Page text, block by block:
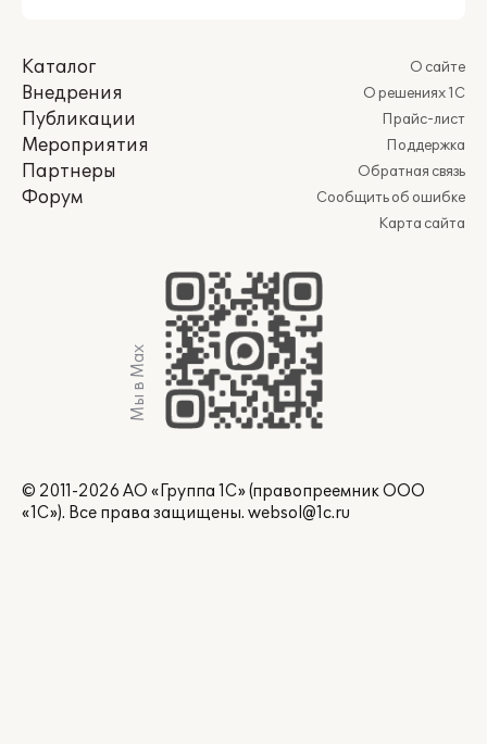
Каталог
Внедрения
Публикации
Мероприятия
Партнеры
Форум
О сайте
О решениях 1С
Прайс-лист
Поддержка
Обратная связь
Сообщить об ошибке
Карта сайта
Мы в Max
© 2011-2026 АО «Группа 1С» (правопреемник ООО
«1С»). Все права защищены. websol@1c.ru